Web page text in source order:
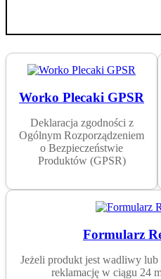
Worko Plecaki GPSR
Deklaracja zgodności z
Ogólnym Rozporządzeniem
o Bezpieczeństwie
Produktów (GPSR)
Formularz
Jeżeli produkt jest wadliwy lub
reklamację w ciągu 24